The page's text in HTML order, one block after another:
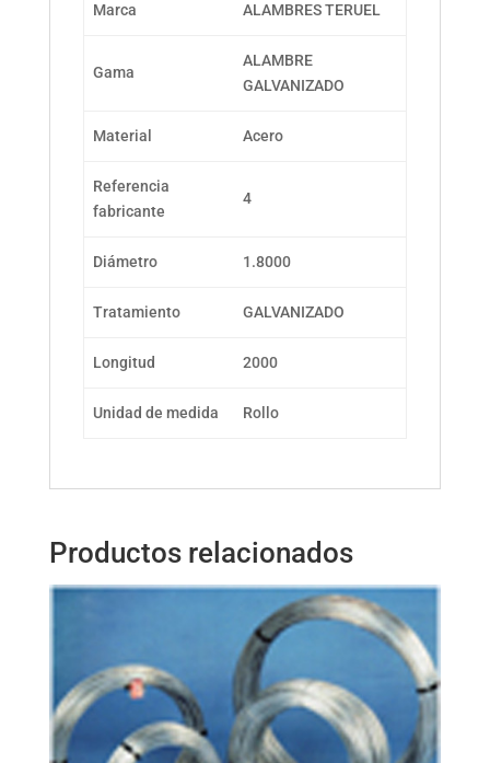
Marca ALAMBRES TERUEL
Gama
ALAMBRE
GALVANIZADO
Material Acero
Referencia
fabricante
4
Diámetro 1.8000
Tratamiento GALVANIZADO
Longitud 2000
Unidad de medida Rollo
Productos relacionados